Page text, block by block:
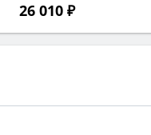
26 010 ₽